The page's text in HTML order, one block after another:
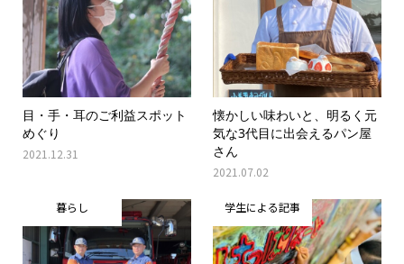
目・手・耳のご利益スポット
めぐり
2021.12.31
懐かしい味わいと、明るく元
気な3代目に出会えるパン屋
さん
2021.07.02
暮らし 学生による記事